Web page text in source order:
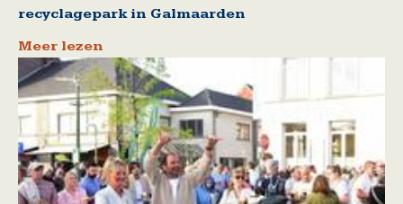
recyclagepark in Galmaarden
Meer lezen